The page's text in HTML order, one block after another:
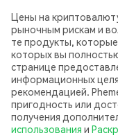
Цены на
рыночным рискам и
те продукты,
которых вы
странице
информационных
рекомендацией.
пригодность или
получения
использования и